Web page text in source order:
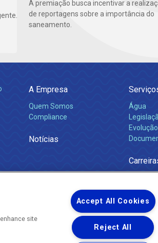
A premiação busca incentivar a
de reportagens sobre a importância do
saneamento.
A Empresa
Quem Somos
Compliance
Notícias
Água
® 2026 - Todos os Direitos Reservados.
site
Accept All Cookies
Reject All